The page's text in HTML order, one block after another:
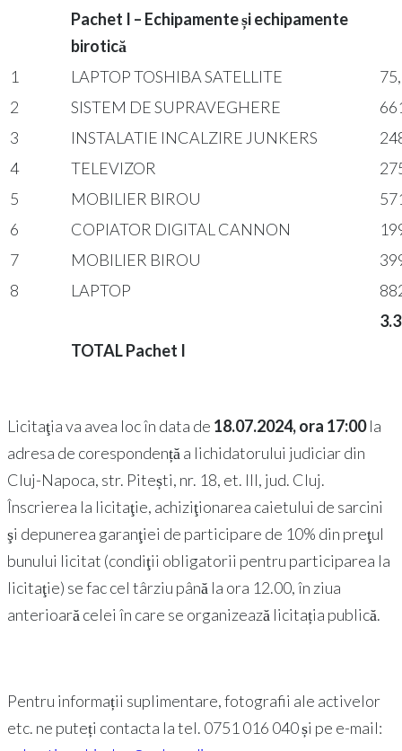
Pachet I – Echipamente și echipamente
birotică
1
LAPTOP TOSHIBA SATELLITE
2
SISTEM DE SUPRAVEGHERE
3
INSTALATIE INCALZIRE JUNKERS
4
TELEVIZOR
5
MOBILIER BIROU
6
COPIATOR DIGITAL CANNON
7
MOBILIER BIROU
8
LAPTOP
TOTAL Pachet I
Licitaţia va avea loc în data de 18.07.2024, ora 17:00la
adresa de corespondență a lichidatorului judiciar din
Cluj-Napoca, str. Pitești, nr. 18, et. III, jud. Cluj.
Înscrierea la licitaţie, achiziţionarea caietului de sarcini
şi depunerea garanţiei de participare de 10% din preţul
bunului licitat (condiţii obligatorii pentru participarea la
licitaţie) se fac cel târziu până la ora 12.00, în ziua
anterioară celei în care se organizează licitația publică.
Pentru informații suplimentare, fotografii ale activelor
etc. ne puteți contacta la tel. 0751 016 040 și pe e-mail: